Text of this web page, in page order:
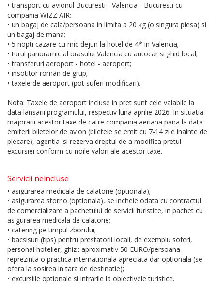
• transport cu avionul Bucuresti - Valencia - Bucuresti cu
compania WIZZ AIR;
• un bagaj de cala/persoana in limita a 20 kg (o singura piesa) si
un bagaj de mana;
• 5 nopti cazare cu mic dejun la hotel de 4* in Valencia;
• turul panoramic al orasului Valencia cu autocar si ghid local;
• transferuri aeroport - hotel - aeroport;
• insotitor roman de grup;
• taxele de aeroport (pot suferi modificari).
Nota: Taxele de aeroport incluse in pret sunt cele valabile la
data lansarii programului, respectiv luna aprilie 2026. In situatia
majorarii acestor taxe de catre compania aeriana pana la data
emiterii biletelor de avion (biletele se emit cu 7-14 zile inainte de
plecare), agentia isi rezerva dreptul de a modifica pretul
excursiei conform cu noile valori ale acestor taxe.
Servicii neincluse
• asigurarea medicala de calatorie (optionala);
• asigurarea storno (optionala), se incheie odata cu contractul
de comercializare a pachetului de servicii turistice, in pachet cu
asigurarea medicala de calatorie;
• catering pe timpul zborului;
• bacsisuri (tips) pentru prestatorii locali, de exemplu soferi,
personal hotelier, ghizi: aproximativ 50 EURO/persoana -
reprezinta o practica internationala apreciata dar optionala (se
ofera la sosirea in tara de destinatie);
• excursiile optionale si intrarile la obiectivele turistice.